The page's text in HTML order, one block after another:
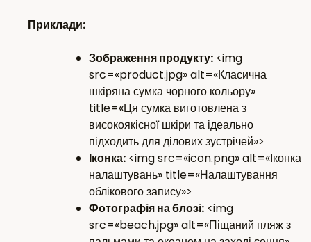
Приклади:
Зображення продукту: <img
src=«product.jpg» alt=«Класична
шкіряна сумка чорного кольору»
title=«Ця сумка виготовлена з
високоякісної шкіри та ідеально
підходить для ділових зустрічей»>
Іконка: <img src=«icon.png» alt=«Іконка
налаштувань» title=«Налаштування
облікового запису»>
Фотографія на блозі: <img
src=«beach.jpg» alt=«Піщаний пляж з